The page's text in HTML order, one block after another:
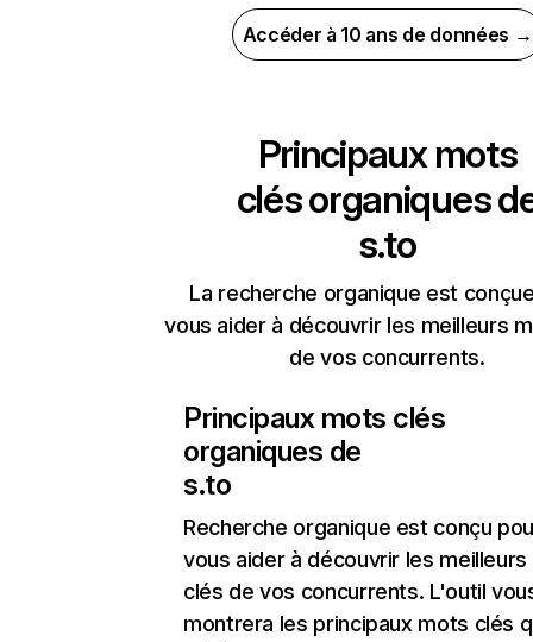
Accéder à 10 ans de données →
Principaux mots
clés organiques
s.to
La recherche organique est
vous aider à découvrir les meilleurs
de vos concurrents.
Principaux mots clés
organiques de
s.to
Recherche organique est conçu
vous aider à découvrir les
clés de vos concurrents. L'outil
montrera les principaux mots clés